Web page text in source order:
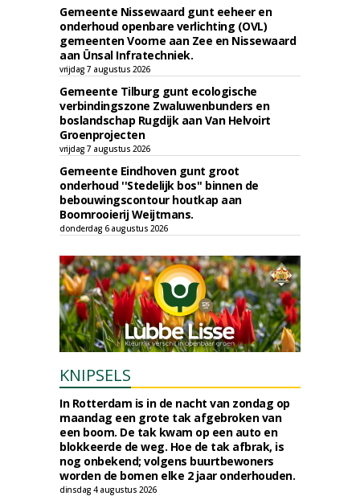
Gemeente Nissewaard gunt eeheer en
onderhoud openbare verlichting (OVL)
gemeenten Voorne aan Zee en Nissewaard
aan Ünsal Infratechniek.
vrijdag 7 augustus 2026
Gemeente Tilburg gunt ecologische
verbindingszone Zwaluwenbunders en
boslandschap Rugdijk aan Van Helvoirt
Groenprojecten
vrijdag 7 augustus 2026
Gemeente Eindhoven gunt groot
onderhoud ''Stedelijk bos'' binnen de
bebouwingscontour houtkap aan
Boomrooierij Weijtmans.
donderdag 6 augustus 2026
KNIPSELS
In Rotterdam is in de nacht van zondag op
maandag een grote tak afgebroken van
een boom. De tak kwam op een auto en
blokkeerde de weg. Hoe de tak afbrak, is
nog onbekend; volgens buurtbewoners
worden de bomen elke 2 jaar onderhouden.
dinsdag 4 augustus 2026